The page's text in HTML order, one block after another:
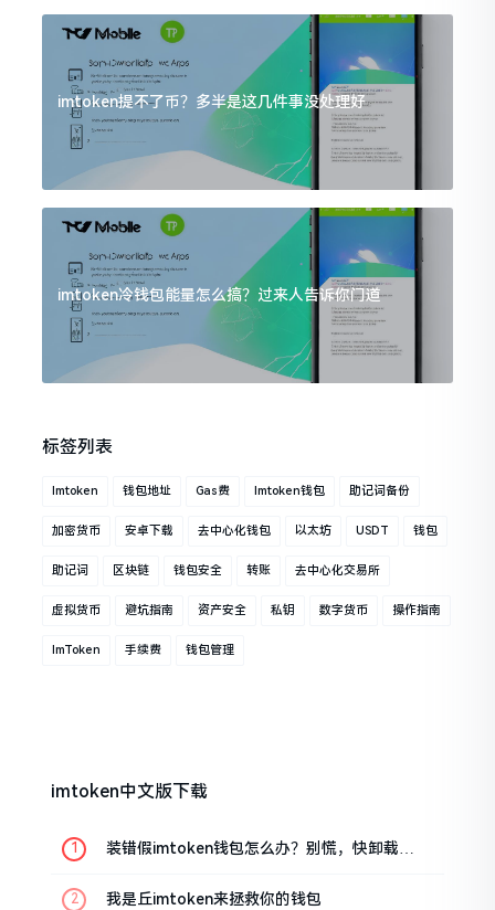
imtoken提不了币？多半是这几件事没处理好
imtoken冷钱包能量怎么搞？过来人告诉你门道
标签列表
Imtoken 钱包地址 Gas费 Imtoken钱包 助记词备份
加密货币 安卓下载 去中心化钱包 以太坊 USDT 钱包
助记词 区块链 钱包安全 转账 去中心化交易所
虚拟货币 避坑指南 资产安全 私钥 数字货币 操作指南
ImToken 手续费 钱包管理
imtoken中文版下载
装错假imtoken钱包怎么办？别慌，快卸载，
我是丘imtoken来拯救你的钱包